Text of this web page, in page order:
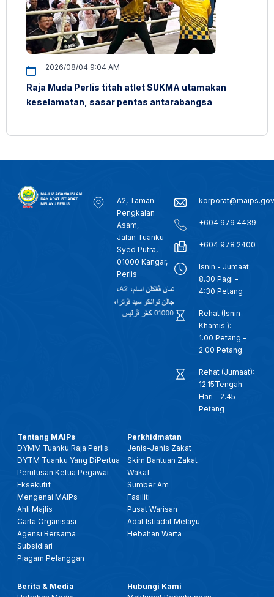
2026/08/04 9:04 AM
Raja Muda Perlis titah atlet SUKMA utamakan
keselamatan, sasar pentas antarabangsa
A2, Taman
Pengkalan
Asam,
Jalan Tuanku
Syed Putra,
01000 Kangar,
Perlis
+604 979 4439
+604 978 2400
Isnin - Jumaat:
8.30 Pagi -
4:30 Petang
Rehat (Isnin -
Khamis ):
1.00 Petang -
2.00 Petang
Rehat (Jumaat):
12.15Tengah
Hari - 2.45
Petang
Tentang MAIPs
DYMM Tuanku Raja Perlis
DYTM Tuanku Yang DiPertua
Perutusan Ketua Pegawai
Eksekutif
Mengenai MAIPs
Ahli Majlis
Carta Organisasi
Agensi Bersama
Subsidiari
Piagam Pelanggan
Perkhidmatan
Jenis-Jenis Zakat
Skim Bantuan Zakat
Wakaf
Sumber Am
Fasiliti
Pusat Warisan
Adat Istiadat Melayu
Hebahan Warta
Berita & Media
Hubungi Kami